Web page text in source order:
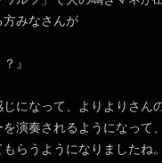
みなさんが
』
になって、よりよりさん
演奏されるようになって
らうようになりましたね。